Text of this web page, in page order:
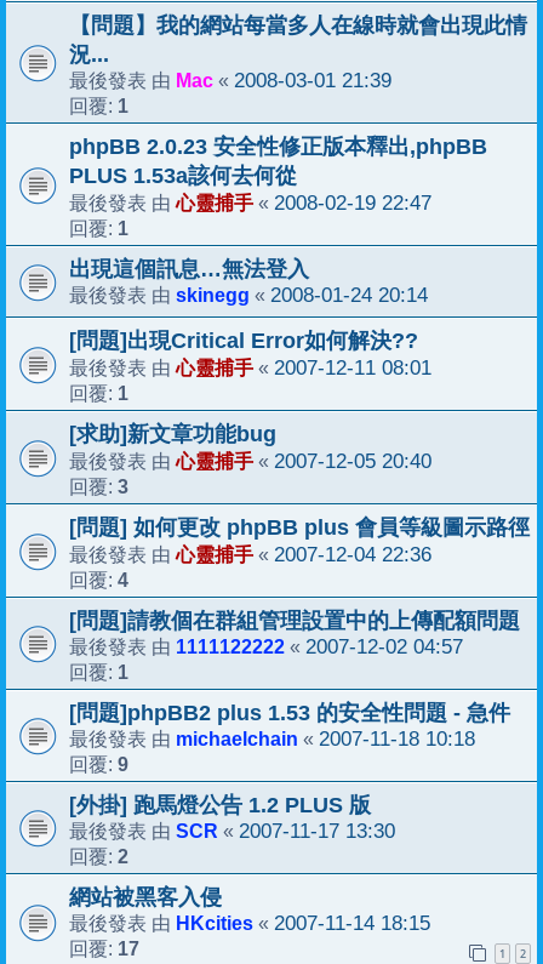
【問題】我的網站每當多人在線時就會出現此情
況...
最後發表 由 Mac « 2008-03-01 21:39
回覆: 1
phpBB 2.0.23 安全性修正版本釋出,phpBB
PLUS 1.53a該何去何從
最後發表 由心靈捕手 « 2008-02-19 22:47
回覆: 1
出現這個訊息…無法登入
最後發表 由 skinegg « 2008-01-24 20:14
[問題]出現Critical Error如何解決??
最後發表 由心靈捕手 « 2007-12-11 08:01
回覆: 1
[求助]新文章功能bug
最後發表 由心靈捕手 « 2007-12-05 20:40
回覆: 3
[問題] 如何更改 phpBB plus 會員等級圖示路徑
最後發表 由心靈捕手 « 2007-12-04 22:36
回覆: 4
[問題]請教個在群組管理設置中的上傳配額問題
最後發表 由 1111122222 « 2007-12-02 04:57
回覆: 1
[問題]phpBB2 plus 1.53 的安全性問題 - 急件
最後發表 由 michaelchain « 2007-11-18 10:18
回覆: 9
[外掛] 跑馬燈公告 1.2 PLUS 版
最後發表 由 SCR « 2007-11-17 13:30
回覆: 2
網站被黑客入侵
最後發表 由 HKcities « 2007-11-14 18:15
回覆: 17 1 2